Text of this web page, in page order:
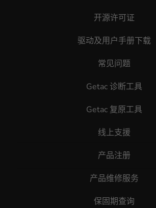
开源许可证
驱动及用户手册下载
常见问题
Getac 诊断工具
Getac 复原工具
线上支援
产品注册
产品维修服务
保固期查询